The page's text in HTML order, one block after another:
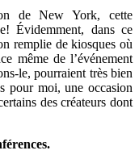
de New York, cette
Évidemment, dans ce
remplie de kiosques où
même de l’événement
le, pourraient très bien
pour moi, une occasion
des créateurs dont